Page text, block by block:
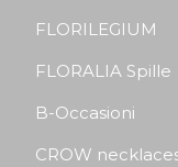
FLORILEGIUM
FLORALIA Spille
B-Occasioni
CROW